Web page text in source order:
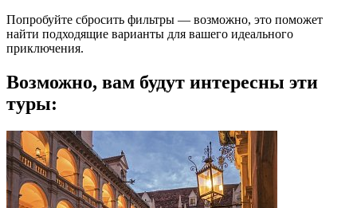
Попробуйте сбросить фильтры — возможно, это поможет
найти подходящие варианты для вашего идеального
приключения.
Возможно, вам будут интересны эти
туры: